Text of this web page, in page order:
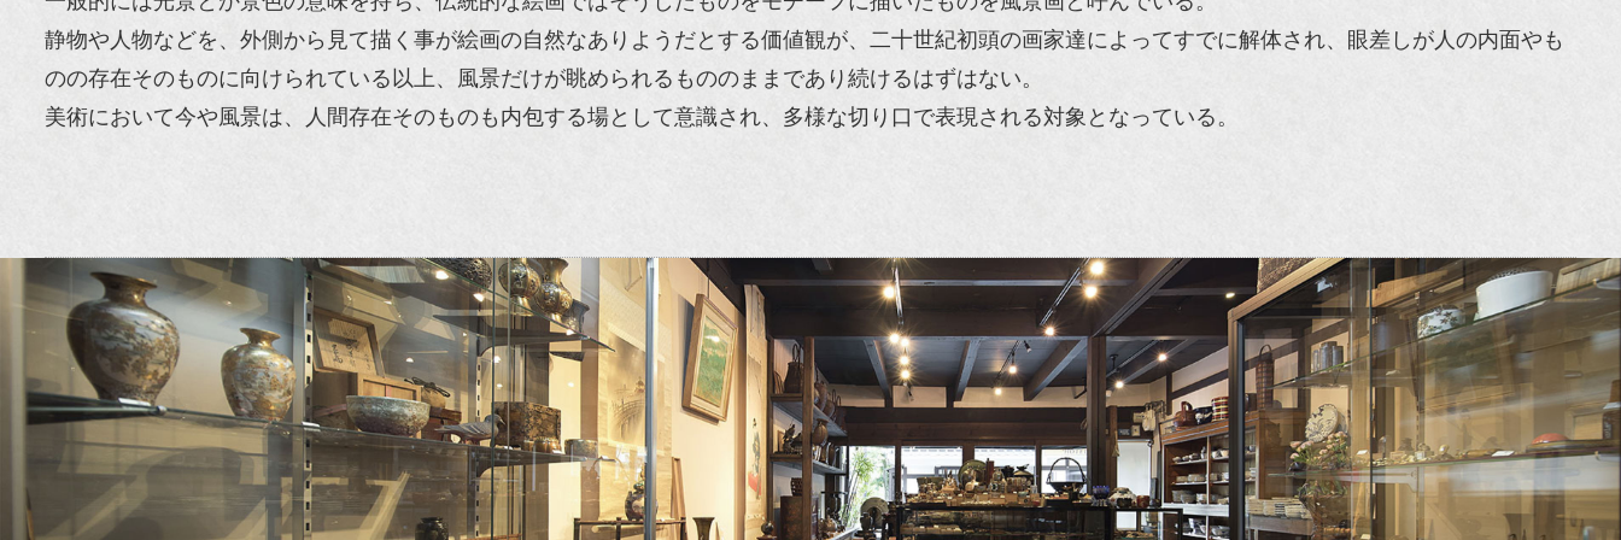
静物や人物などを、外側から見て描く事が絵画の自然なありようだとする価値観が、二十世紀初頭の画家達によってすでに解体され、眼差しが人の内面やも
のの存在そのものに向けられている以上、風景だけが眺められるもののままであり続けるはずはない。
美術において今や風景は、人間存在そのものも内包する場として意識され、多様な切り口で表現される対象となっている。